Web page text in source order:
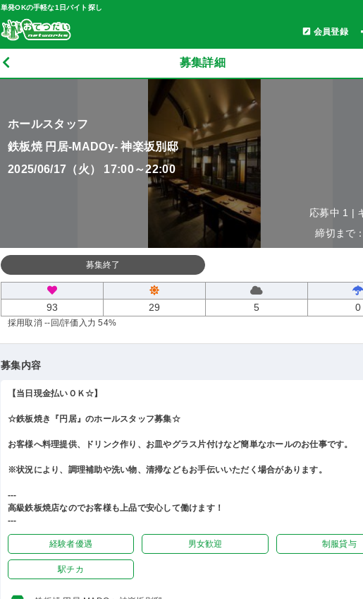
単発OKの手軽な1日バイト探し
会員登録
募集詳細
ホールスタッフ
鉄板焼 円居-MADOy- 神楽坂別邸
2025/06/17（火） 17:00～22:00
応募中 1 |
締切まで
募集終了
93 29 5 0
採用取消 --回/評価入力 54%
募集内容
【当日現金払いＯＫ☆】
☆鉄板焼き『円居』のホールスタッフ募集☆
お客様へ料理提供、ドリンク作り、お皿やグラス片付けなど簡単なホールのお仕事です。
※状況により、調理補助や洗い物、清掃などもお手伝いいただく場合があります。
---
高級鉄板焼店なのでお客様も上品で安心して働けます！
---
経験者優遇 男女歓迎 制服貸与
駅チカ